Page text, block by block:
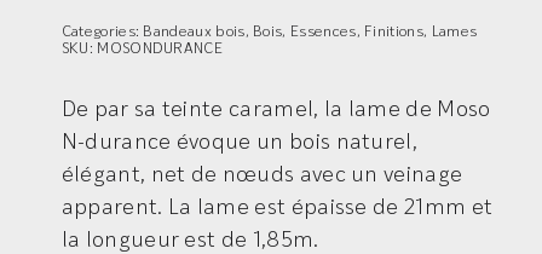
Categories: Bandeaux bois, Bois, Essences, Finitions, Lames
SKU: MOSONDURANCE
De par sa teinte caramel, la lame de Moso
N-durance évoque un bois naturel,
élégant, net de nœuds avec un veinage
apparent. La lame est épaisse de 21mm et
la longueur est de 1,85m.